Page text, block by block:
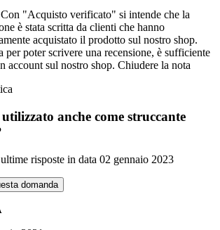
Con "Acquisto verificato" si intende che la
è stata scritta da clienti che hanno
acquistato il prodotto sul nostro shop.
per poter scrivere una recensione, è sufficiente
account sul nostro shop. Chiudere la nota
utilizzato anche come struccante
risposte in data 02 gennaio 2023
domanda